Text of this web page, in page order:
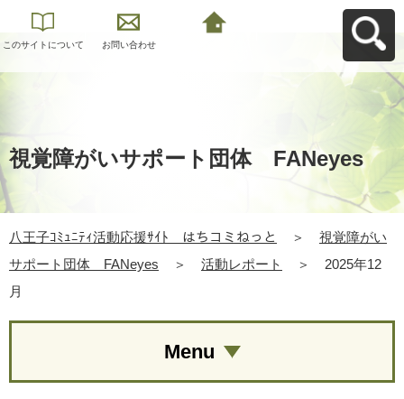
このサイトについて お問い合わせ
視覚障がいサポート団体 FANeyes
八王子ｺﾐｭﾆﾃｨ活動応援ｻｲﾄ はちコミねっと ＞
視覚障がい
サポート団体 FANeyes
＞ 活動レポート ＞
2025年12
月
Menu